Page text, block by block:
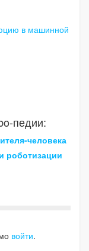
в машинной
педии:
человека
роботизации
войти.